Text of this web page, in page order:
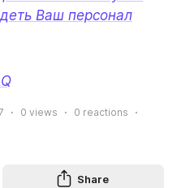
Ваш персонал
0 views 0 reactions
Share